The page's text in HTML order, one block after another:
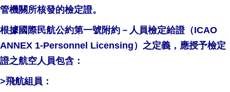
管機關所核發的檢定證。
根據國際民航公約第一號附約－人員檢定給證（ICAO
ANNEX 1-Personnel Licensing）之定義，應授予檢定
證之航空人員包含：
>飛航組員：